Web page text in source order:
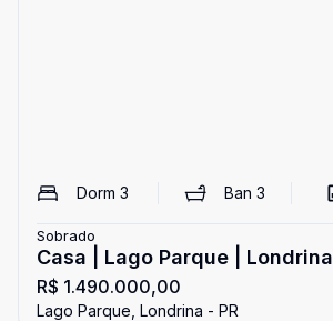
Dorm 3 Ban3
Sobrado
Casa | Lago Parque | Londrina
R$ 1.490.000,00
Lago Parque, Londrina - PR